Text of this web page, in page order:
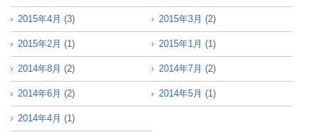
2015年4月 (3) 2015年3月 (2)
2015年2月 (1) 2015年1月 (1)
2014年8月 (2) 2014年7月 (2)
2014年6月 (2) 2014年5月 (1)
2014年4月 (1)